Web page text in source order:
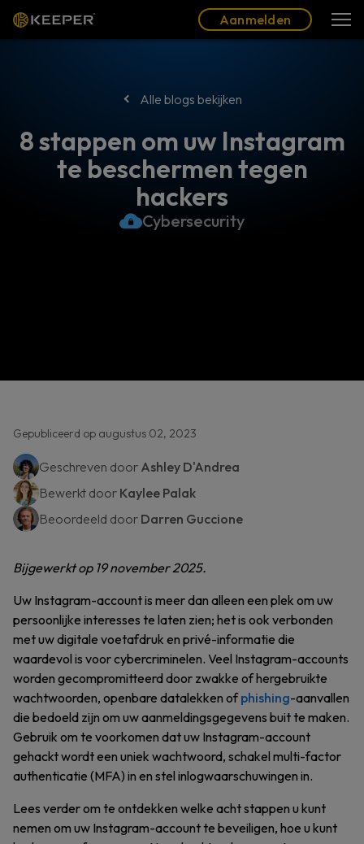
Aanmelden
Alle blogs bekijken
8 stappen om uw Instagram
te beschermen tegen
hackers
Cybersecurity
Gepubliceerd op augustus 02, 2023
Geschreven door Ashley D'Andrea
Bewerkt door Kaylee Palak
Beoordeeld door Darren Guccione
Bijgewerkt op 19 november 2025.
Uw Instagram-account is meer dan alleen een plek om uw
persoonlijke interesses te laten zien; het is ook verbonden
met uw digitale voetafdruk en privé-informatie die
waardevol is voor cybercriminelen. Veel Instagram-accounts
worden gecompromitteerd door zwakke of hergebruikte
wachtwoorden, openbare datalekken ofphishing-aanvallen
die bedoeld zijn om uw aanmeldingsgegevens buit te maken.
Gebruik om te voorkomen dat uw Instagram-account
gehackt wordt een uniek wachtwoord, schakel multi-factor
authenticatie (MFA) in en stel inlogwaarschuwingen in.
Lees verder om te ontdekken welke acht stappen u kunt
nemen om uw Instagram-account te beveiligen, hoe u kunt